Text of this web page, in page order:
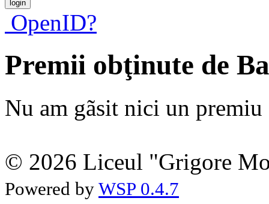
OpenID?
Premii obţinute de
Nu am gãsit nici un premiu
© 2026 Liceul "Grigore
Powered by WSP 0.4.7